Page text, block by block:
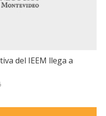
del IEEM llega a